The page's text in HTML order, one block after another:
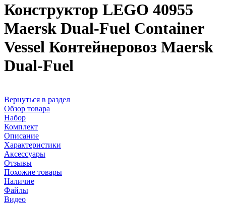
Конструктор LEGO 40955
Maersk Dual-Fuel Container
Vessel Контейнеровоз Maersk
Dual-Fuel
Вернуться в раздел
Обзор товара
Набор
Комплект
Описание
Характеристики
Аксессуары
Отзывы
Похожие товары
Наличие
Файлы
Видео